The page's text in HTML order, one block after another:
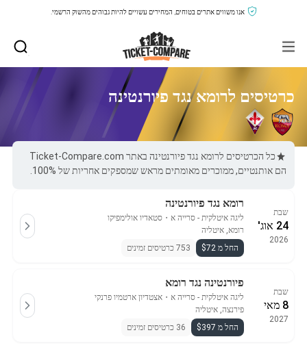
אנו משווים אתרים בטוחים, המחירים עשויים להיות גבוהים מהשוק הרשמי.
כרטיסים לרומא נגד פיורנטינה
כל הכרטיסים לרומא נגד פיורנטינה באתר Ticket-Compare.com
הם אותנטיים, ממוכרים מאומתים מראש שמספקים אחריות של 100%.
שבת
24 אוג'
2026
רומא נגד פיורנטינה
ליגה איטלקית - סרייה א ・ סטאדיו אולימפיקו
רומא, איטליה
החל מ $72
753 כרטיסים זמינים
שבת
8 מאי
2027
פיורנטינה נגד רומא
ליגה איטלקית - סרייה א ・ אצטדיון ארטמיו פרנקי
פירנצה, איטליה
החל מ $397
36 כרטיסים זמינים